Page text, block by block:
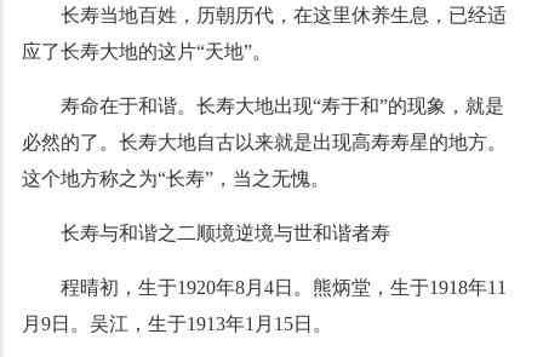
长寿当地百姓，历朝历代，在这里休养生息，已经适
应了长寿大地的这片“天地”。
寿命在于和谐。长寿大地出现“寿于和”的现象，就是
必然的了。长寿大地自古以来就是出现高寿寿星的地方。
这个地方称之为“长寿”，当之无愧。
长寿与和谐之二顺境逆境与世和谐者寿
程晴初，生于1920年8月4日。熊炳堂，生于1918年11
月9日。吴江，生于1913年1月15日。